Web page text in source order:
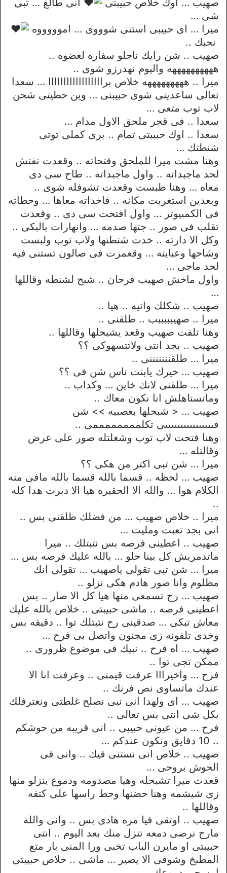
شى …
ميرا … اى حبيبى استنى شوووى … اموووووه
نحبك ..
صهيب .. شن رايك ناجلو سفاره لغضوه ..
ههههههههههه واليوم نهدرزو شوى ..
ميرا .. هههههههههه خلاص براااااااااااااااااا … سعدا
تعالى ساعدينى شوى حبيبتى … وين حطيتى شحن
لاب توب متعى …
سعدا .. فى قجر ملحق الاول مدام …
سعدا .. اوك حبيبتى تمام .. برى كملى توتى
شنطتك …
وهنا مشت ميرا للملحق وفتحاته .. وقعدت تفتش
لحد ماجبداته .. واول ماجبداته .. طاح سى دى
معاه … وهنا طبست وقعدت تشوفله شوى ..
وبعدين استغربت مكانه .. فاخداته معاها … وحطاته
فى الكمبيوتر … واول افتحت سى دى .. وقعدت
تقلب فى صور .. جتها صدمه … وانهارات بالبكى ..
وكل الا دارته .. خدت شتطتها ولاب توب ولبست
وشاحها وعبايته … وقعمزت فى صالون تستنى فيه
لحد ماجى …
واول ماخش صهيب فرحان .. شبح لشنطه وقاللها
…
صهيب .. شكلك واتيه .. هيا ..
ميرا .. صهيبببببب .. طلقنى ..
وهنا تلفت صهيب وقعد يشبحلها وقاللها ..
صهيب .. بجد انتى ولاتتسهوكى ؟؟
ميرا … طلقنننننننى ..
صهيب … خيرك يابنت ناس شن فى ؟؟
ميرا … طلقنى لانك خاين … وكداب ..
وماتستاهلش انا نكون معاك ..
صهيب … < شبحلها بعصبيه >> شن
فىىىىىىىىىىىىىىىىى تكلممممممممى ..
وهنا فتحت لاب توب وشغلتله صور على عرض
وقالتله …
ميرا … شن تبى اكتر من هكى ؟؟
صهيب … لحظه .. قسما بالله قسما بالله مافى منه
الكلام هوا … والله الا الحقيره هيا الا دبرت هدا كله
..
ميرا .. خلاص صهيب … من فضلك طلقنى بس ..
انى بجد تعبت ومليت …
صهيب .. اعطينى فرصه بس نتبتلك .. ميرا
ماتدمريش كل بينا حلو … بالله عليك فرصه بس …
ميرا … شن تبى تقولى ياصهيب … تقولى انك
مظلوم وانا صور هادم هكى نزلو ..
صهيب … رح تسمعى منها هيا كل الا صار .. بس
اعطينى فرصه .. ماشى حبيبتى .. خلاص بالله عليك
معاش تبكى … صدقينى رح نتبتلك توا .. دقيقه بس
وخدى تلفونه زى مجنون واتصل بى فرح …
صهيب … اه فرح .. نبيك فى موضوع ظرورى ..
ممكن تجى توا ..
فرح … واخيرااا عرفت قيمتى .. وعرفت انا الا
عندك ماتساوى نص فرنك ..
صهيب … اى ولهدا انى نبى نصلح غلطتى ونعترفلك
بكل شى انتى بس تعالى ..
فرح … من عيونى حبيبى .. انى قريبه من حوشكم
.. 10 دقايق ونكون عندكم …
صهيب .. خلاص انى نستنى فيك .. وانى فى
الحوش بروحى …
قعدت ميرا تشبحله وهيا مصدومه ودموع ينزلو منها
زى شيشمه وهنا حضنها وحط راسها على كتفه
وقاللها ..
صهيب .. اوتقى فيا مره هادى بس .. وانى والله
مارح نرضى دمعه تنزل منك بعد اليوم .. انتى
حبيبتى او مايرن الباب تخبى ورا المنى بار متع
المطبخ وشوفى الا يصير … ماشى .. خلاص حبيبتى